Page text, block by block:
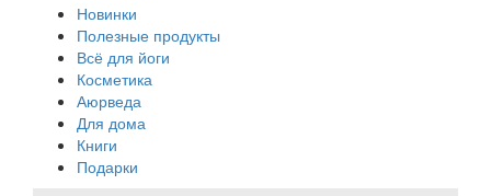
Новинки
Полезные продукты
Всё для йоги
Косметика
Аюрведа
Для дома
Книги
Подарки